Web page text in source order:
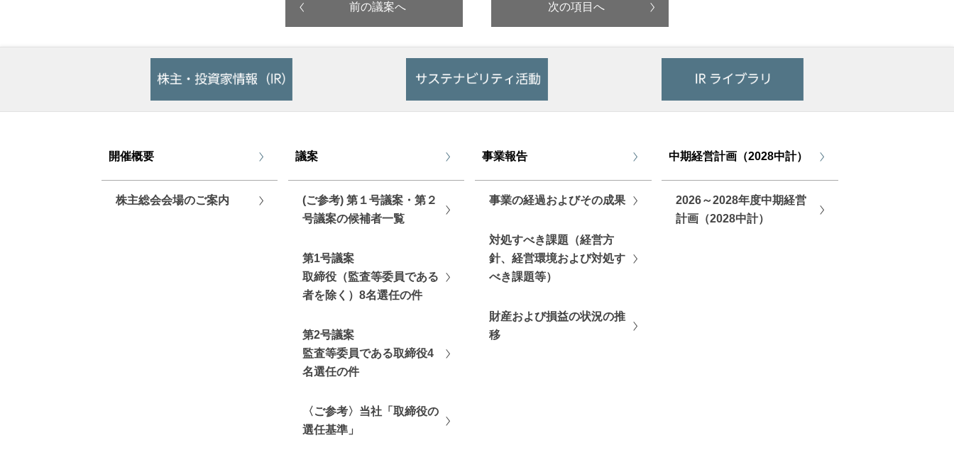
前の議案へ 次の項目へ
開催概要
株主総会会場のご案内
議案
(ご参考) 第１号議案・第２
号議案の候補者一覧
第1号議案
取締役（監査等委員である
者を除く）8名選任の件
第2号議案
監査等委員である取締役4
名選任の件
〈ご参考〉当社「取締役の
選任基準」
事業報告
事業の経過およびその成果
対処すべき課題（経営方
針、経営環境および対処す
べき課題等）
財産および損益の状況の推
移
中期経営計画（2028中計）
2026～2028年度中期経営
計画（2028中計）